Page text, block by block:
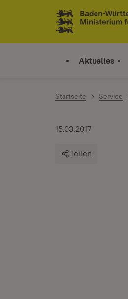
Zum Inhalt springen
Link zur Startseite
Aktuelles
Startseite Service
15.03.2017
Teilen